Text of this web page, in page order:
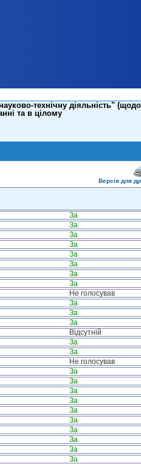
технічну діяльність" (щодо
та в цілому
Версія для
За
За
За
За
За
За
За
За
Не голосував
За
За
За
Відсутній
За
За
Не голосував
За
За
За
За
За
За
За
За
За
За